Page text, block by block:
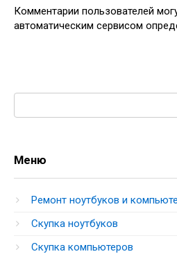
Комментарии пользователей
автоматическим сервисом
Поиск:
Меню
Ремонт ноутбуков и
Скупка ноутбуков
Скупка компьютеров